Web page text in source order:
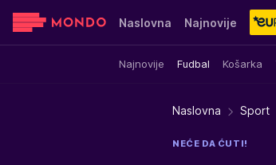
Naslovna Najnovije
Najnovije Fudbal Košarka
Sensa Stvar ukusa
Naslovna Sport
NEĆE DA ĆUTI!